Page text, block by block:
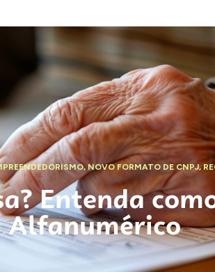
,NOVO FORMATO DE CNPJ,
Entenda
Alfanumérico